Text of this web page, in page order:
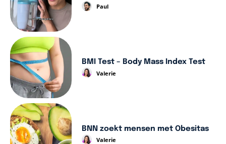
Paul
BMI Test – Body Mass Index Test
Valerie
BNN zoekt mensen met Obesitas
Valerie